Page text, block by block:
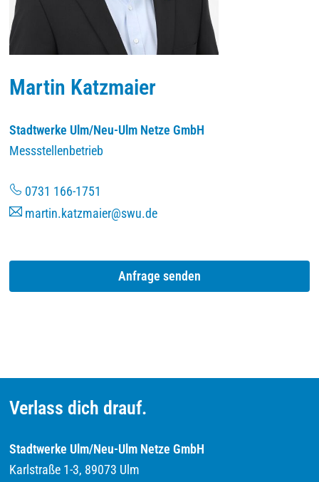
Martin Katzmaier
Stadtwerke Ulm/Neu-Ulm Netze GmbH
Messstellenbetrieb
0731 166-1751
martin.katzmaier@swu.de
Anfrage senden
Verlass dich drauf.
Stadtwerke Ulm/Neu-Ulm Netze GmbH
Karlstraße 1-3, 89073 Ulm